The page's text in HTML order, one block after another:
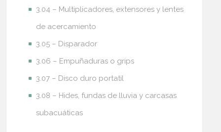
3.04 – Multiplicadores, extensores y lentes
de acercamiento
3.05 – Disparador
3.06 – Empuñaduras o grips
3.07 – Disco duro portatil
3.08 – Hides, fundas de lluvia y carcasas
subacuáticas